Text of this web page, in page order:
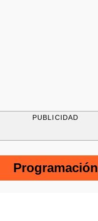
PUBLICIDAD
Programación